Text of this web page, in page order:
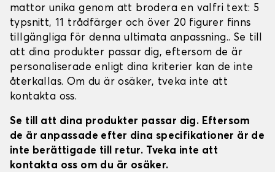
mattor unika genom att brodera en valfri text: 5
typsnitt, 11 trådfärger och över 20 figurer finns
tillgängliga för denna ultimata anpassning.. Se till
att dina produkter passar dig, eftersom de är
personaliserade enligt dina kriterier kan de inte
återkallas. Om du är osäker, tveka inte att
kontakta oss.
Se till att dina produkter passar dig. Eftersom
de är anpassade efter dina specifikationer är de
inte berättigade till retur. Tveka inte att
kontakta oss om du är osäker.